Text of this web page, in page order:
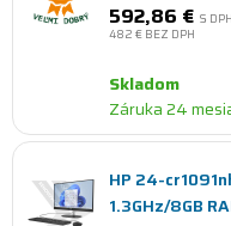
592,86 € S DPH
482 € BEZ DPH
Skladom
Záruka 24
HP 24-
1.3GHz/8GB